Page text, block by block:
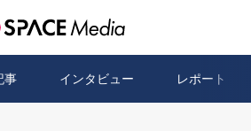
事 インタビュー レポート